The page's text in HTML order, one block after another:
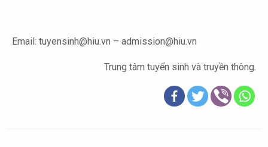
Email: tuyensinh@hiu.vn – admission@hiu.vn
Trung tâm tuyển sinh và truyền thông.